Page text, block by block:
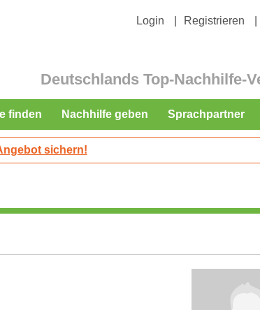
Login Registrieren
Deutschlands Top-Nachhilfe-
finden Nachhilfe geben Sprachpartner
sichern!